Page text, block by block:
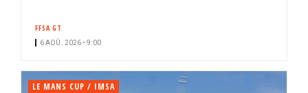
FFSA GT
6 AOÛ. 2026 • 9:00
LE MANS CUP / IMSA